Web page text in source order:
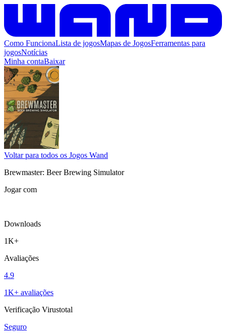
Como FuncionaLista de jogosMapas de JogosFerramentas para
jogosNotícias
Minha contaBaixar
Voltar para todos os Jogos Wand
Brewmaster: Beer Brewing Simulator
Jogar com
Downloads
1K+
Avaliações
4.9
1K+ avaliações
Verificação Virustotal
Seguro